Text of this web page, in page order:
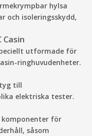
hylsa
och isoleringsskydd,
utformade för
ringhuvudenheter.
till
elektriska tester.
för
såsom